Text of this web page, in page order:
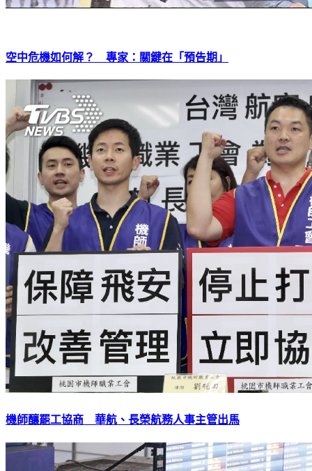
空中危機如何解？ 專家：關鍵在「預告期」
機師釀罷工協商 華航、長榮航務人事主管出馬